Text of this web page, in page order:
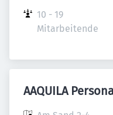
10 - 19
Mitarbeitende
AAQUILA